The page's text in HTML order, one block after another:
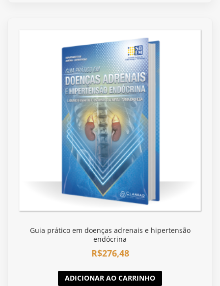
Guia prático em doenças adrenais e hipertensão
endócrina
R$276,48
ADICIONAR AO CARRINHO